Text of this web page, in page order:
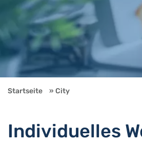
Startseite City
Individuelles